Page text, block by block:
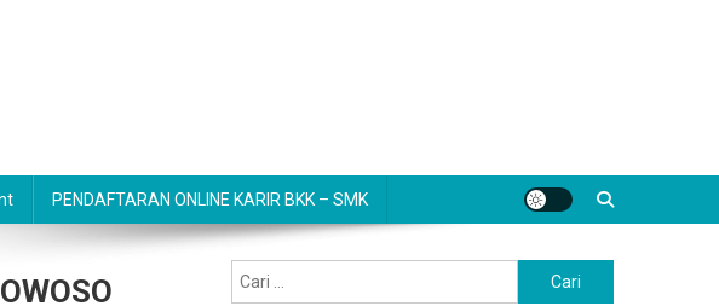
PENDAFTARAN ONLINE KARIR BKK – SMK